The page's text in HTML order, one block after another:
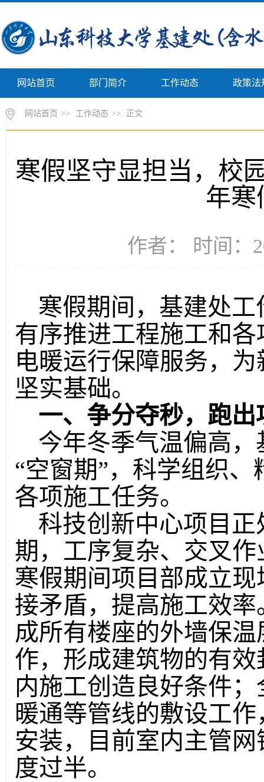
网站首页 部门简介 工作动态 政策法
网站首页 >> 工作动态 >> 正文
寒假坚守显担当，校
年寒
作者： 时间：
寒假期间，基建处
有序推进工程施工和
电暖运行保障服务，
坚实基础。
一、争分夺秒，跑
今年冬季气温偏高
“空窗期”，科学组织
各项施工任务。
科技创新中心项目
期，工序复杂、交叉
寒假期间项目部成立
接矛盾，提高施工效
成所有楼座的外墙保
作，形成建筑物的有
内施工创造良好条件
暖通等管线的敷设工
安装，目前室内主管
度过半。